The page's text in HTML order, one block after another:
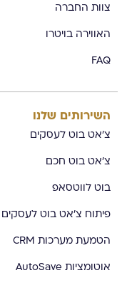
צוות החברה
האווירה בויטרו
FAQ
השירותים שלנו
צ'אט בוט לעסקים
צ'אט בוט חכם
בוט לווטסאפ
פיתוח צ'אט בוט לעסקים
הטמעת מערכות CRM
אוטומציות AutoSave